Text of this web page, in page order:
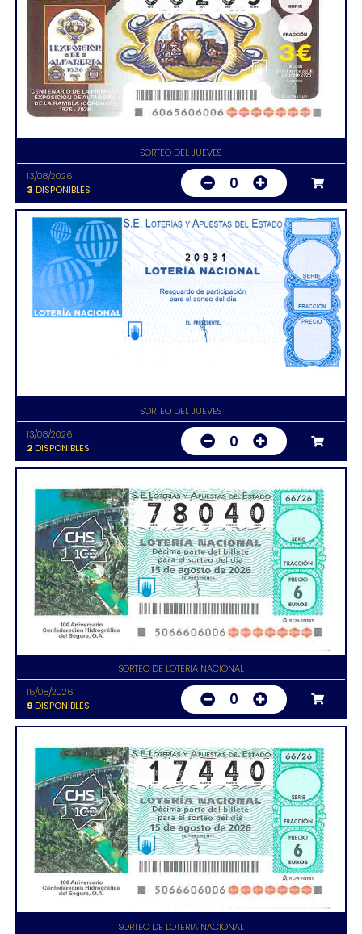
SORTEO DEL JUEVES
13/08/2026
3 DISPONIBLES 0
20931
SORTEO DEL JUEVES
13/08/2026
2DISPONIBLES 0
SORTEO DE LOTERIA NACIONAL
15/08/2026
9DISPONIBLES 0
SORTEO DE LOTERIA NACIONAL